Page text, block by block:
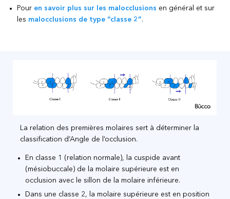
Pour en savoir plus sur les malocclusions en général et sur
les malocclusions de type “classe 2”.
La relation des premières molaires sert à déterminer la
classification d’Angle de l’occlusion.
En classe 1 (relation normale), la cuspide avant
(mésiobuccale) de la molaire supérieure est en
occlusion avec le sillon de la molaire inférieure.
Dans une classe 2, la molaire supérieure est en position